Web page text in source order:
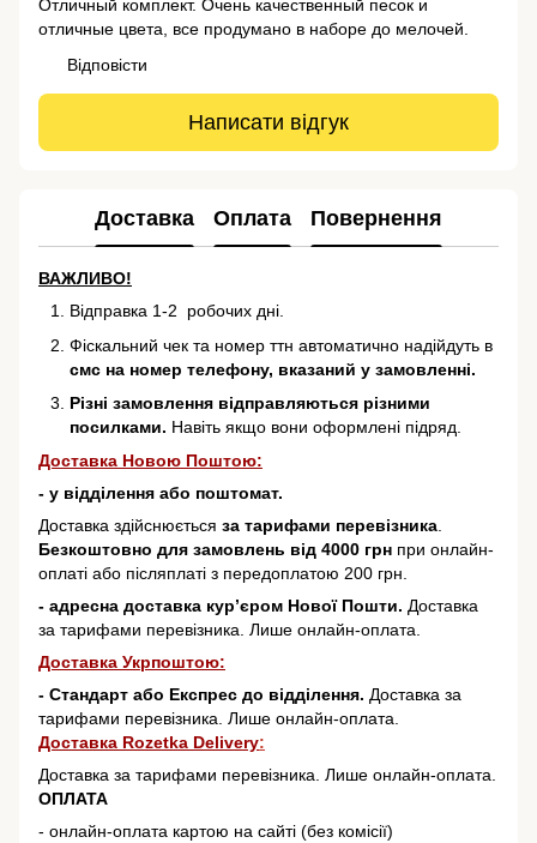
Отличный комплект. Очень качественный песок и
отличные цвета, все продумано в наборе до мелочей.
Відповісти
Написати відгук
Доставка Оплата Повернення
ВАЖЛИВО!
Відправка 1-2 робочих дні.
Фіскальний чек та номер ттн автоматично надійдуть в
смс на номер телефону, вказаний у замовленні.
Різні замовлення відправляються різними
посилками. Навіть якщо вони оформлені підряд.
Доставка Новою Поштою:
- у відділення або поштомат.
Доставка здійснюється за тарифами перевізника.
Безкоштовно для замовлень від 4000 грн при онлайн-
оплаті або післяплаті з передоплатою 200 грн.
- адресна доставка кур’єром Нової Пошти. Доставка
за тарифами перевізника. Лише онлайн-оплата.
Доставка Укрпоштою:
- Стандарт або Експрес до відділення. Доставка за
тарифами перевізника. Лише онлайн-оплата.
Доставка Rozetka Delivery:
Доставка за тарифами перевізника. Лише онлайн-оплата.
ОПЛАТА
- онлайн-оплата картою на сайті (без комісії)